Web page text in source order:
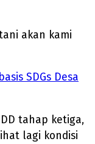
akan kami
SDGs Desa
tahap ketiga,
lagi kondisi